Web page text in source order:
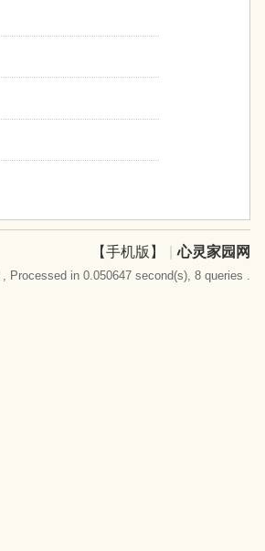
【手机版】 心灵家园网
, Processed in 0.050647 second(s), 8 queries .